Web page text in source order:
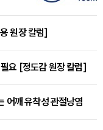
원장 칼럼]
요 [정도감 원장 칼럼]
깨 유착성 관절낭염